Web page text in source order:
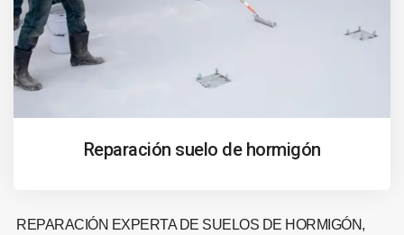
Reparación suelo de hormigón
REPARACIÓN EXPERTA DE SUELOS DE HORMIGÓN,